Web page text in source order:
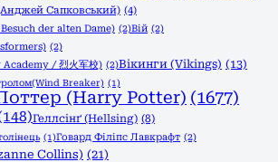
Сапковський) (4)
der alten Dame) (2)Вій (2)
(2)
/ 烈火军校) (2)Вікинги (Vikings) (13)
Breaker) (1)
(Harry Potter) (1677)
Геллсінґ (Hellsing) (8)
(1)Говард Філіпс Лавкрафт (2)
Collins) (21)